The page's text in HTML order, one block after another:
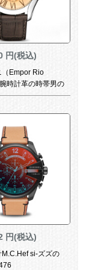
円(税込)
（Empor Rio
時計革の時帯男の
ショウク
円(税込)
si-ズズの